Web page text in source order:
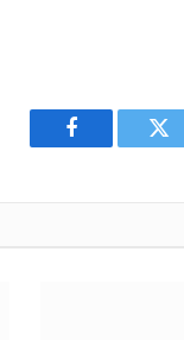
Facebook